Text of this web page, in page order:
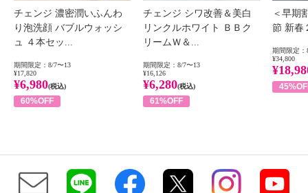
チェンジ 濃密潤いふんわ
り泡洗顔 バブルウォッシ
ュ ４本セッ...
期間限定：8/7〜13
¥17,820
¥6,980(税込)
60%OFF
チェンジ シワ改善＆美白
リンクルホワイト ＢＢク
リームＷ＆...
期間限定：8/7〜13
¥16,126
¥6,280(税込)
61%OFF
＜早期
節 新春
期間限定：
¥34,800